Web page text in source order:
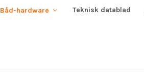
Båd-hardware Teknisk datablad